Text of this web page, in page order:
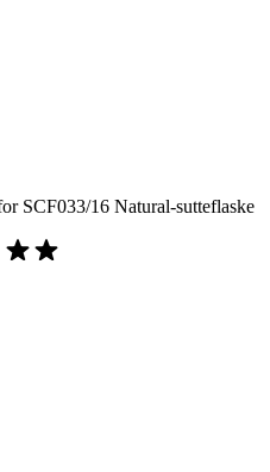
SCF033/16 Natural-sutteflaske